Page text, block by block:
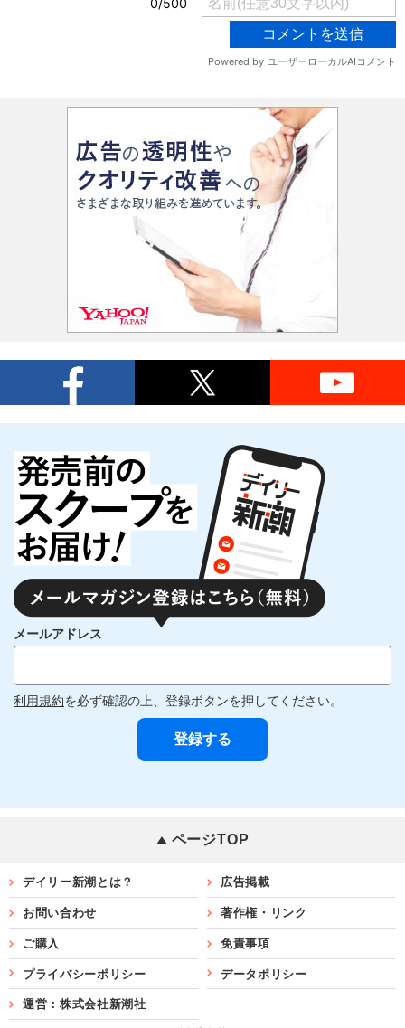
メールアドレス
利用規約を必ず確認の上、登録ボタンを押してください。
ページTOP
デイリー新潮とは？ 広告掲載
お問い合わせ 著作権・リンク
ご購入 免責事項
プライバシーポリシー データポリシー
運営：株式会社新潮社